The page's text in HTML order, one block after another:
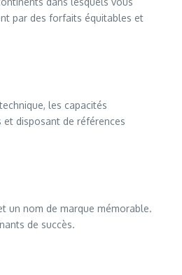
par des forfaits équitables et
les capacités
disposant de références
un nom de marque mémorable.
de succès.